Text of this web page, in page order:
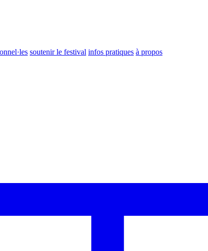
soutenir le festival infos pratiques à propos